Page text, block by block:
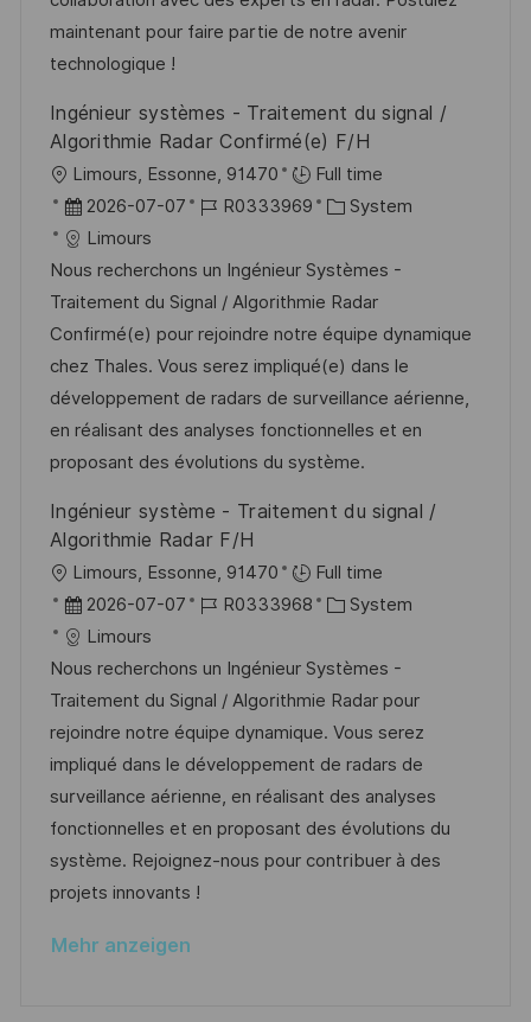
c
h
u
n
g
V
e
ö
e
n
g
e
maintenant pour faire partie de notre avenir
technologique !
Ingénieur systèmes - Traitement du signal /
Algorithmie Radar Confirmé(e) F/H
O
r
t
Limours, Essonne, 91470
Full time
D
a
t
u
m
d
e
r
V
r
ö
f
e
l
u
g
2026-07-07
J
b
-
I
D
R0333969
K
t
e
g
o
r
i
e
System
Limours
Nous recherchons un Ingénieur Systèmes -
Traitement du Signal / Algorithmie Radar
Confirmé(e) pour rejoindre notre équipe dynamique
chez Thales. Vous serez impliqué(e) dans le
développement de radars de surveillance aérienne,
en réalisant des analyses fonctionnelles et en
proposant des évolutions du système.
Ingénieur système - Traitement du signal /
Algorithmie Radar F/H
O
r
t
Limours, Essonne, 91470
Full time
D
a
t
u
m
d
e
r
V
e
ö
2026-07-07
J
b
-
I
D
R0333968
K
t
e
g
o
r
i
e
System
Limours
Nous recherchons un Ingénieur Systèmes -
Traitement du Signal / Algorithmie Radar pour
rejoindre notre équipe dynamique. Vous serez
impliqué dans le développement de radars de
surveillance aérienne, en réalisant des analyses
fonctionnelles et en proposant des évolutions du
système. Rejoignez-nous pour contribuer à des
projets innovants !
Mehr anzeigen